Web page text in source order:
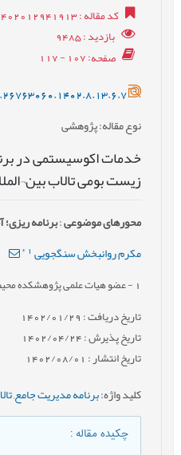
کد مقاله: 1402012941913
بازدید: 9485
صفحه: 107 - 117
نوع مقاله: پژوهشی
خدمات اکوسیستمی در
زیست بومی تالاب
محورهای موضوعی:برنامه
مکرم روانبخش سنگجویی *
- عضو هیات علمی پژوهشکده
تاریخ دریافت : 1402/01/29
تاریخ پذیرش : 1402/04/24
تاریخ انتشار : 1402/08/01
کلید واژه:برنامه مدیریت جامع,
چکیده مقاله: